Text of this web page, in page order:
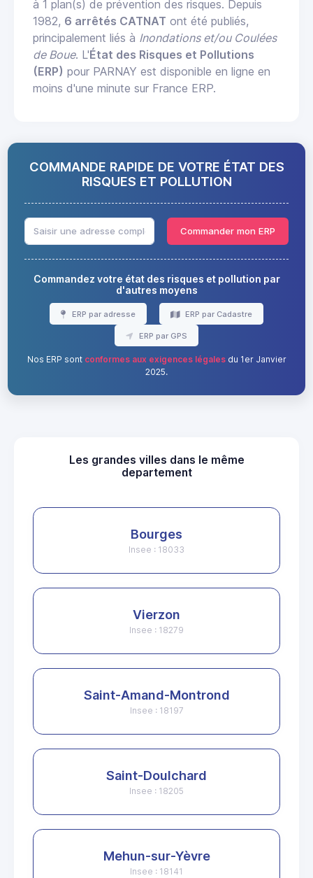
à 1 plan(s) de prévention des risques. Depuis
1982, 6 arrêtés CATNAT ont été publiés,
principalement liés à Inondations et/ou Coulées
de Boue. L'État des Risques et Pollutions
(ERP) pour PARNAY est disponible en ligne en
moins d'une minute sur France ERP.
COMMANDE RAPIDE DE VOTRE ÉTAT DES
RISQUES ET POLLUTION
Commander mon ERP
Commandez votre état des risques et pollution par
d'autres moyens
ERP par adresse ERP par Cadastre
ERP par GPS
Nos ERP sont conformes aux exigences légalesdu 1er Janvier
2025.
Les grandes villes dans le même
departement
Bourges
Insee : 18033
Vierzon
Insee : 18279
Saint-Amand-Montrond
Insee : 18197
Saint-Doulchard
Insee : 18205
Mehun-sur-Yèvre
Insee : 18141